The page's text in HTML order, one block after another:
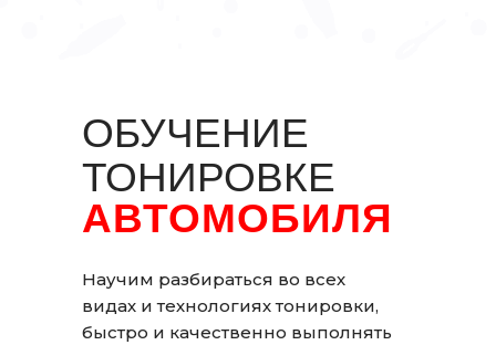
ОБУЧЕНИЕ
ТОНИРОВКЕ
АВТОМОБИЛЯ
Научим разбираться во всех
видах и технологиях тонировки,
быстро и качественно выполнять